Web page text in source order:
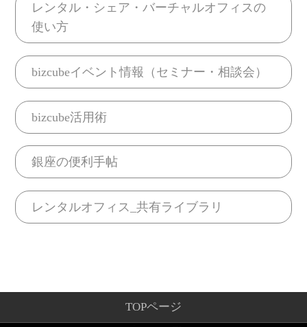
レンタル・シェア・バーチャルオフィスの
使い方
bizcubeイベント情報（セミナー・相談会）
bizcube活用術
銀座の便利手帖
レンタルオフィス_共有ライブラリ
TOPページ